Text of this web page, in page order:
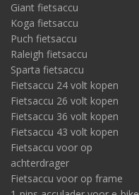
Giant fietsaccu
Koga fietsaccu
Puch fietsaccu
Raleigh fietsaccu
Sparta fietsaccu
Fietsaccu 24 volt kopen
Fietsaccu 26 volt kopen
Fietsaccu 36 volt kopen
Fietsaccu 43 volt kopen
Fietsaccu voor op
achterdrager
Fietsaccu voor op frame